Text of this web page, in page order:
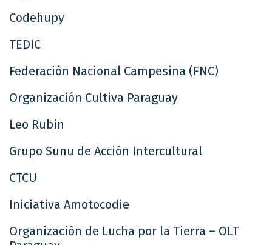
Codehupy
TEDIC
Federación Nacional Campesina (FNC)
Organización Cultiva Paraguay
Leo Rubin
Grupo Sunu de Acción Intercultural
CTCU
Iniciativa Amotocodie
Organización de Lucha por la Tierra – OLT